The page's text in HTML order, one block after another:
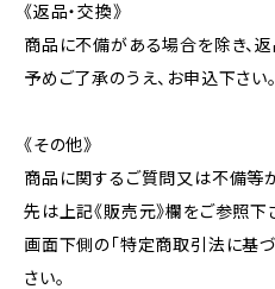
《返品・交換》
商品に不備がある場合を除き、返
予めご了承のうえ、お申込下さい。
《その他》
商品に関するご質問又は不備等
先は上記《販売元》欄をご参照下
画面下側の「特定商取引法に基
さい。